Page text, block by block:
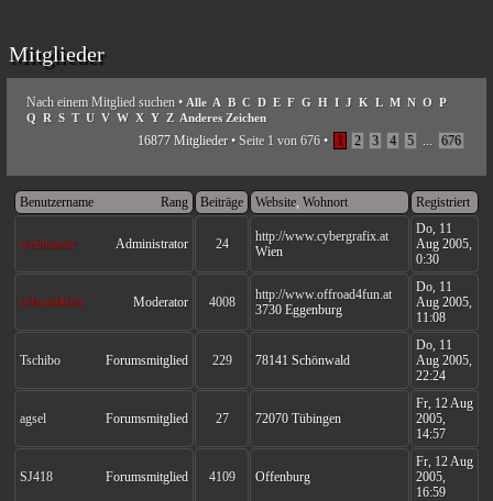
Mitglieder
Nach einem Mitglied suchen • Alle A B C D E F G H I J K L M N O P
Q R S T U V W X Y Z Anderes Zeichen
16877 Mitglieder • Seite 1 von 676 • 1 2 3 4 5 ... 676
Rang
Benutzername Beiträge Website, Wohnort Registriert
Administrator
webmaster 24
http://www.cybergrafix.at
Wien
Do, 11
Aug 2005,
0:30
Moderator
offroad4fun 4008
http://www.offroad4fun.at
3730 Eggenburg
Do, 11
Aug 2005,
11:08
Forumsmitglied
Tschibo 229 78141 Schönwald
Do, 11
Aug 2005,
22:24
Forumsmitglied
agsel 27 72070 Tübingen
Fr, 12 Aug
2005,
14:57
Forumsmitglied
SJ418 4109 Offenburg
Fr, 12 Aug
2005,
16:59